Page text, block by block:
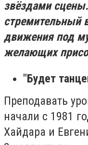
звёздами
стремительный
движения под
желающих
"Будет т
Преподавать
начали с 1981
Хайдара и